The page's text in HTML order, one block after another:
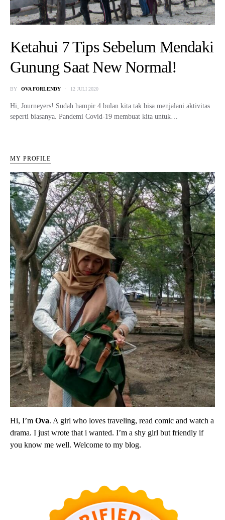
Ketahui 7 Tips Sebelum Mendaki
Gunung Saat New Normal!
BY OVA FORLENDY 12 JULI 2020
Hi, Journeyers! Sudah hampir 4 bulan kita tak bisa menjalani aktivitas
seperti biasanya. Pandemi Covid-19 membuat kita untuk…
MY PROFILE
Hi, I’m Ova. A girl who loves traveling, read comic and watch a
drama. I just wrote that i wanted. I’m a shy girl but friendly if
you know me well. Welcome to my blog.